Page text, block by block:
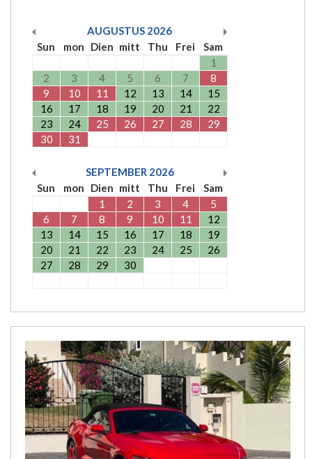
AUGUSTUS 2026
Sun
mon Dien mitt Thu Frei
Sam
1
2
3 4 5 6 7
8
9
10 11 12 13 14
15
16
17 18 19 20 21
22
23
24 25 26 27 28
29
30
31
SEPTEMBER 2026
Sun
mon Dien mitt Thu Frei
Sam
1
2 3 4
5
6
7 8 9 10 11
12
13
14 15 16 17 18
19
20
21 22 23 24 25
26
27
28 29 30